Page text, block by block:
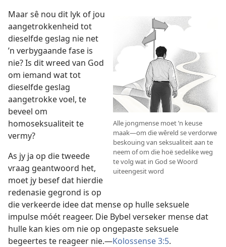
Alle jongmense moet ’n keuse
maak—om die wêreld se verdorwe
beskouing van seksualiteit aan te
neem of om die hoë sedelike weg
te volg wat in God se Woord
uiteengesit word
Maar sê nou dit lyk of jou
aangetrokkenheid tot
dieselfde geslag nie net
’n verbygaande fase is
nie? Is dit wreed van God
om iemand wat tot
dieselfde geslag
aangetrokke voel, te
beveel om
homoseksualiteit te
vermy?
As jy ja op die tweede
vraag geantwoord het,
moet jy besef dat hierdie
redenasie gegrond is op
die verkeerde idee dat mense op hulle seksuele
impulse móét reageer. Die Bybel verseker mense dat
hulle kan kies om nie op ongepaste seksuele
begeertes te reageer nie.—Kolossense 3:5.